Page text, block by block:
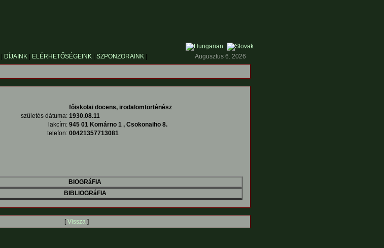
DÍJAINK ELÉRHETŐSÉGEINK SZPONZORAINK Augusztus 6. 2026
főiskolai docens, irodalomtörténész
születés dátuma: 1930.08.11
lakcím: 945 01 Komárno 1 , Csokonaiho 8.
telefon: 00421357713081
BIOGRáFIA
BIBLIOGRáFIA
[Vissza ]